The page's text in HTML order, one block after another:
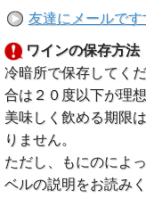
友達にメールです
ワインの保存方法
冷暗所で保存してく
合は２０度以下が理想
美味しく飲める期限
りません。
ただし、もにのによ
ベルの説明をお読みく